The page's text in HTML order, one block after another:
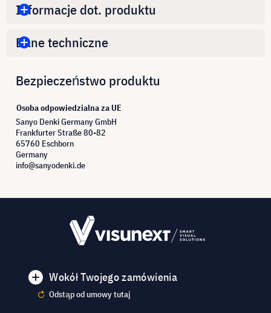
Informacje dot. produktu
Dane techniczne
Bezpieczeństwo produktu
Osoba odpowiedzialna za UE
Sanyo Denki Germany GmbH
Frankfurter Straße 80-82
65760 Eschborn
Germany
info@sanyodenki.de
Wokół Twojego zamówienia
Odstąp od umowy tutaj